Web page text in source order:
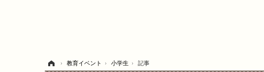
› 教育イベント › 小学生 › 記事